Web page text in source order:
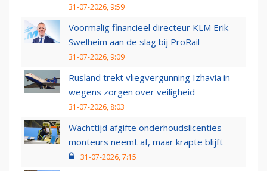
31-07-2026, 9:59
Voormalig financieel directeur KLM Erik
Swelheim aan de slag bij ProRail
31-07-2026, 9:09
Rusland trekt vliegvergunning Izhavia in
wegens zorgen over veiligheid
31-07-2026, 8:03
Wachttijd afgifte onderhoudslicenties
monteurs neemt af, maar krapte blijft
31-07-2026, 7:15